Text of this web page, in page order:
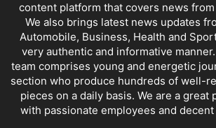
content platform that covers news
We also brings latest news updates
Automobile, Business, Health and
very authentic and informative
team comprises young and energetic
section who produce hundreds of well-
pieces on a daily basis. We are a great
with passionate employees and